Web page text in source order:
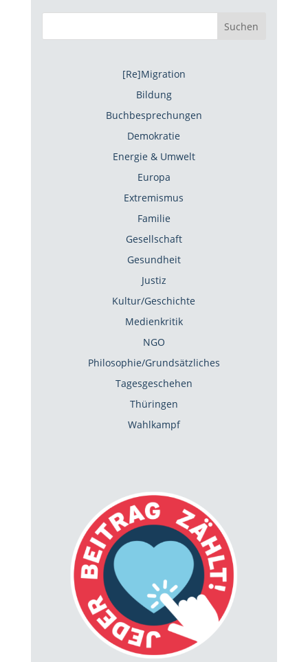
Suchen
[Re]Migration
Bildung
Buchbesprechungen
Demokratie
Energie & Umwelt
Europa
Extremismus
Familie
Gesellschaft
Gesundheit
Justiz
Kultur/Geschichte
Medienkritik
NGO
Philosophie/Grundsätzliches
Tagesgeschehen
Thüringen
Wahlkampf